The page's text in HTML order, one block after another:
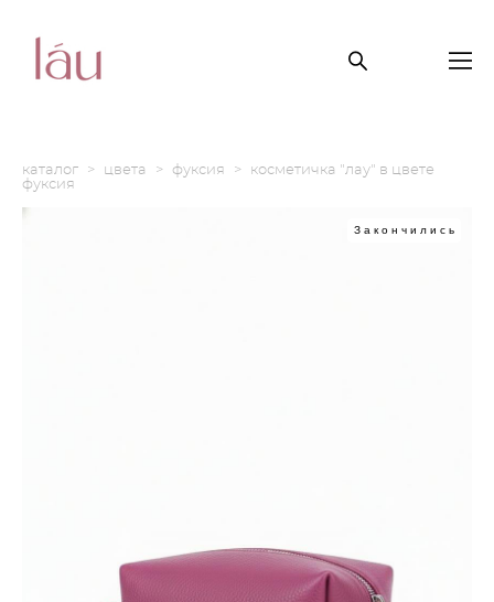
каталог > цвета > фуксия >
косметичка "лау" в цвете
фуксия
Закончились